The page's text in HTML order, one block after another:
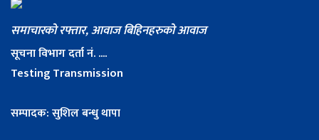
समाचारको रफ्तार, आवाज बिहिनहरुको आवाज
सूचना विभाग दर्ता नं. ....
Testing Transmission
सम्पादक: सुशिल बन्धु थापा